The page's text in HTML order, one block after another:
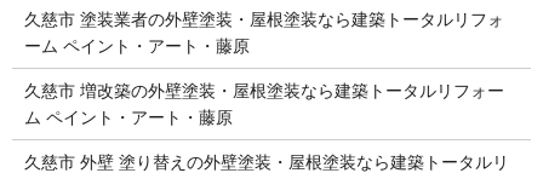
久慈市 塗装業者の外壁塗装・屋根塗装なら建築トータルリフォ
ーム ペイント・アート・藤原
久慈市 増改築の外壁塗装・屋根塗装なら建築トータルリフォー
ム ペイント・アート・藤原
久慈市 外壁 塗り替えの外壁塗装・屋根塗装なら建築トータルリ